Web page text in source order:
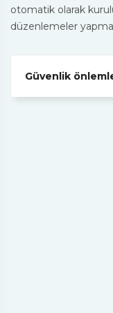
otomatik olarak
düzenlemeler
Güvenlik